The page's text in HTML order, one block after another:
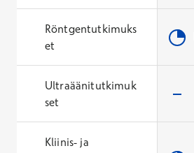
Röntgentutkimuks
et
Ultraäänitutkimuk
set
Kliinis- ja